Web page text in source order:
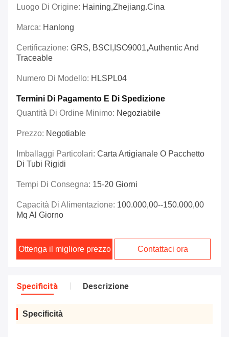
Luogo Di Origine: Haining,Zhejiang.Cina
Marca: Hanlong
Certificazione: GRS, BSCI,ISO9001,Authentic And
Traceable
Numero Di Modello: HLSPL04
Termini Di Pagamento E Di Spedizione
Quantità Di Ordine Minimo: Negoziabile
Prezzo: Negotiable
Imballaggi Particolari: Carta Artigianale O Pacchetto
Di Tubi Rigidi
Tempi Di Consegna: 15-20 Giorni
Capacità Di Alimentazione: 100.000,00--150.000,00
Mq Al Giorno
Ottenga il migliore prezzo Contattaci ora
Specificità Descrizione
Specificità